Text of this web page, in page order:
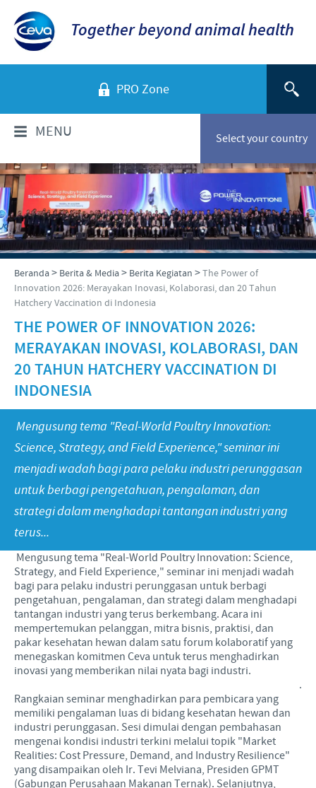
Together beyond animal health
PRO Zone
Select your country
MENU
TENTANG KAMI
Sekilas Perusahaan
Ceva Indonesia
Sejarah kami
Visi kami
Nilai-nilai kami
Penelitian dan Pengembangan
Produksi
Keberadaan Ceva di dunia
Hubungi Kami
PRODUK
Daftar Produk
Unggas
Babi
Sapi
INFORMASI TEKNIS
Informasi Penyakit
Informasi lain
Disease Surveillance
BERITA & MEDIA
Berita Kegiatan
PERAN & TANGGUNG JAWAB
Fokus pada peranan
Kerja sama bisnis dan ilmiah
Kontribusi
Program pendukung
KARIR
Pekerjaan utama kami
Lowongan Pekerjaan
Proses perekrutan kami
Pengembangan Diri
Beranda> Berita & Media> Berita Kegiatan >The Power of
Innovation 2026: Merayakan Inovasi, Kolaborasi, dan 20 Tahun
Hatchery Vaccination di Indonesia
THE POWER OF INNOVATION 2026:
MERAYAKAN INOVASI, KOLABORASI, DAN
20 TAHUN HATCHERY VACCINATION DI
INDONESIA
Mengusung tema "Real-World Poultry Innovation:
Science, Strategy, and Field Experience," seminar ini
menjadi wadah bagi para pelaku industri perunggasan
untuk berbagi pengetahuan, pengalaman, dan
strategi dalam menghadapi tantangan industri yang
terus...
Mengusung tema "Real-World Poultry Innovation: Science,
Strategy, and Field Experience," seminar ini menjadi wadah
bagi para pelaku industri perunggasan untuk berbagi
pengetahuan, pengalaman, dan strategi dalam menghadapi
tantangan industri yang terus berkembang. Acara ini
mempertemukan pelanggan, mitra bisnis, praktisi, dan
pakar kesehatan hewan dalam satu forum kolaboratif yang
menegaskan komitmen Ceva untuk terus menghadirkan
inovasi yang memberikan nilai nyata bagi industri.
.
Rangkaian seminar menghadirkan para pembicara yang
memiliki pengalaman luas di bidang kesehatan hewan dan
industri perunggasan. Sesi dimulai dengan pembahasan
mengenai kondisi industri terkini melalui topik "Market
Realities: Cost Pressure, Demand, and Industry Resilience"
yang disampaikan oleh Ir. Tevi Melviana, Presiden GPMT
(Gabungan Perusahaan Makanan Ternak). Selanjutnya,